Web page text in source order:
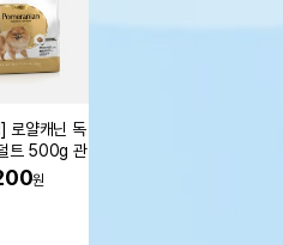
로얄캐닌 독 포
트 500g 관절
원